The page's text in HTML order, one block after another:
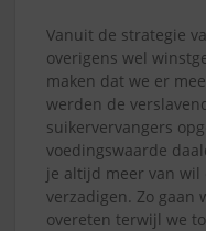
Vanuit de strategie
overigens wel
maken dat we er
werden de
suikervervangers
voedingswaarde
je altijd meer van wil
verzadigen. Zo gaan
overeten terwijl we